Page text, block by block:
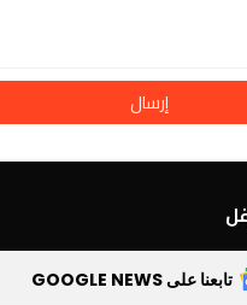
تابعنا على GOOGLE NEWS